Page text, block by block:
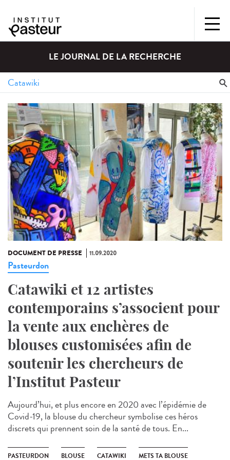
LE JOURNAL DE LA RECHERCHE
DOCUMENT DE PRESSE 11.09.2020
Pasteurdon
Catawiki et 12 artistes
contemporains s’associent pour
la vente aux enchères de
blouses customisées afin de
soutenir les chercheurs de
l’Institut Pasteur
Aujourd’hui, et plus encore en 2020 avec l’épidémie de
Covid-19, la blouse du chercheur symbolise ces héros
discrets qui prennent soin de la santé de tous. En...
PASTEURDON BLOUSE CATAWIKI METS TA BLOUSE